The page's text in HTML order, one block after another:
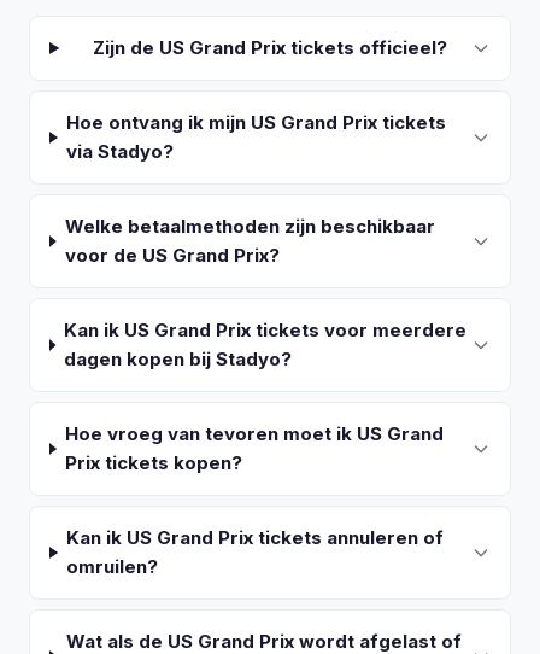
Zijn de US Grand Prix tickets officieel?
Hoe ontvang ik mijn US Grand Prix tickets
via Stadyo?
Welke betaalmethoden zijn beschikbaar
voor de US Grand Prix?
Kan ik US Grand Prix tickets voor meerdere
dagen kopen bij Stadyo?
Hoe vroeg van tevoren moet ik US Grand
Prix tickets kopen?
Kan ik US Grand Prix tickets annuleren of
omruilen?
Wat als de US Grand Prix wordt afgelast of